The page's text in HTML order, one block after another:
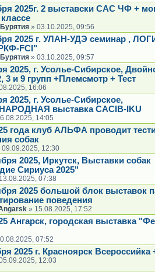
2025г. 2 выставски САС ЧФ +
» 03.10.2025, 09:56
2025 г. УЛАН-УДЭ семинар ,
FCI"
» 03.10.2025, 09:57
2025, г. Усолье-Сибирское,
3 и 9 групп +Племсмотр + Тест
16:06
2025, г. Усолье-Сибирское,
выставка CACIB-IKU
14:05
года клуб АЛЬФА проводит
собак
09.09.2025, 12:30
2025, Иркутск, Выставки собак
Сириуса 2025"
07:38
2025 большой блок выставок
поведения
» 15.08.2025, 17:52
Ангарск, городская выставка
07:52
2025 г. Красноярск Всероссийка
12:03